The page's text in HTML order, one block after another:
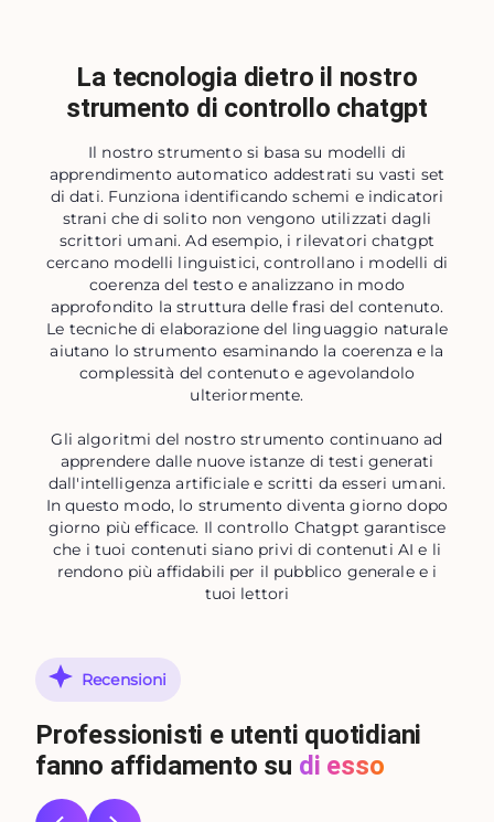
La tecnologia dietro il nostro
strumento di controllo chatgpt
Il nostro strumento si basa su modelli di
apprendimento automatico addestrati su vasti set
di dati. Funziona identificando schemi e indicatori
strani che di solito non vengono utilizzati dagli
scrittori umani. Ad esempio, i rilevatori chatgpt
cercano modelli linguistici, controllano i modelli di
coerenza del testo e analizzano in modo
approfondito la struttura delle frasi del contenuto.
Le tecniche di elaborazione del linguaggio naturale
aiutano lo strumento esaminando la coerenza e la
complessità del contenuto e agevolandolo
ulteriormente.
Gli algoritmi del nostro strumento continuano ad
apprendere dalle nuove istanze di testi generati
dall'intelligenza artificiale e scritti da esseri umani.
In questo modo, lo strumento diventa giorno dopo
giorno più efficace. Il controllo Chatgpt garantisce
che i tuoi contenuti siano privi di contenuti AI e li
rendono più affidabili per il pubblico generale e i
tuoi lettori
Recensioni
Professionisti e utenti quotidiani
fanno affidamento su di esso